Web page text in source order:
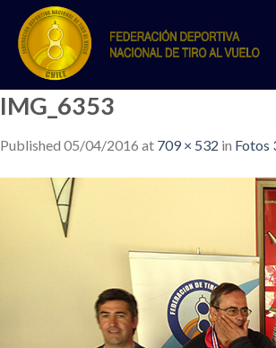
content
IMG_6353
Published 05/04/2016 at 709 × 532 in Fotos